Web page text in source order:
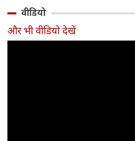
सावधान
का जन्म
वीडियो
और भी वीडियो देखें